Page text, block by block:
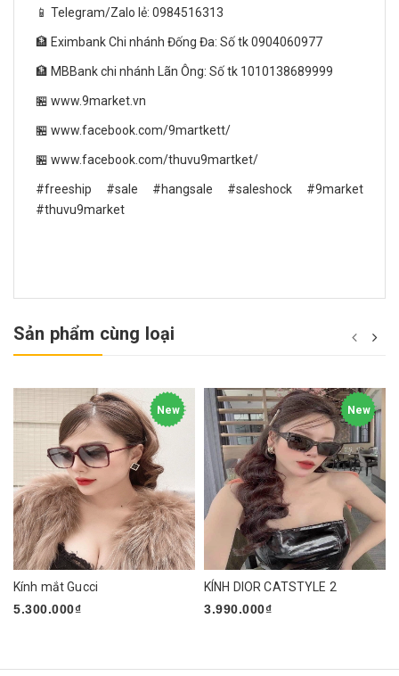
📱 Telegram/Zalo lẻ: 0984516313
🏦 Eximbank Chi nhánh Đống Đa: Số tk 0904060977
🏦 MBBank chi nhánh Lãn Ông: Số tk 1010138689999
🏪 www.9market.vn
🏪 www.facebook.com/9martkett/
🏪 www.facebook.com/thuvu9martket/
#freeship #sale #hangsale #saleshock #9market
#thuvu9market
Sản phẩm cùng loại
New
Kính mắt Gucci
5.300.000₫
New
KÍNH DIOR CATSTYLE 2
3.990.000₫